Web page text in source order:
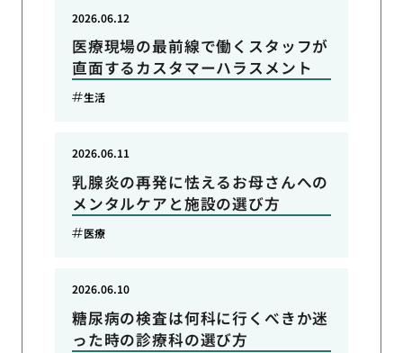
医療現場の最前線で働くスタッフが
直面するカスタマーハラスメント
2026.06.12
生活
乳腺炎の再発に怯えるお母さんへの
メンタルケアと施設の選び方
2026.06.11
医療
糖尿病の検査は何科に行くべきか迷
った時の診療科の選び方
2026.06.10